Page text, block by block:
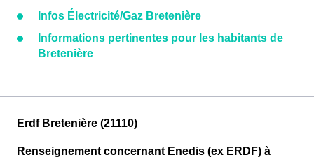
Infos Électricité/Gaz Bretenière
Informations pertinentes pour les habitants de
Bretenière
Erdf Bretenière (21110)
Renseignement concernant Enedis (ex ERDF) à